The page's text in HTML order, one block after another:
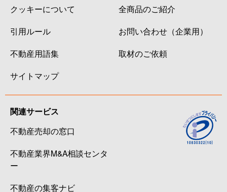
クッキーについて
引用ルール
不動産用語集
サイトマップ
全商品のご紹介
お問い合わせ（企業用）
取材のご依頼
関連サービス
不動産売却の窓口
不動産業界M&A相談センタ
ー
不動産の集客ナビ